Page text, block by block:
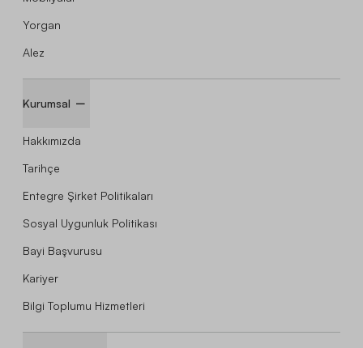
Yorgan
Alez
Kurumsal
Hakkımızda
Tarihçe
Entegre Şirket Politikaları
Sosyal Uygunluk Politikası
Bayi Başvurusu
Kariyer
Bilgi Toplumu Hizmetleri